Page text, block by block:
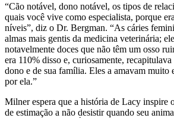
“Cão notável, dono notável, os tipos de
quais você vive como especialista, porque
níveis”, diz o Dr. Bergman. “As cáries
almas mais gentis da medicina veterinária;
notavelmente doces que não têm um osso
era 110% disso e, curiosamente, recapitulava
dono e de sua família. Eles a amavam muito
por ela.”
Milner espera que a história de Lacy inspire
de estimação a não desistir quando seu